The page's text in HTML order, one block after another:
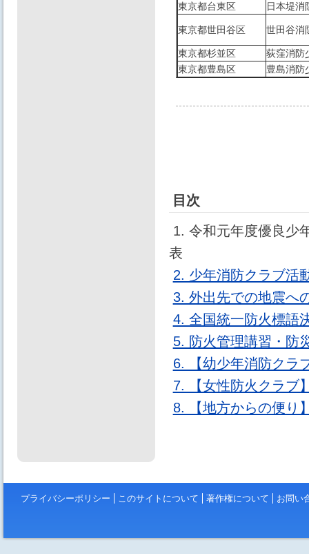
東京都台東区
日本堤消
東京都世田谷区 世田谷消
東京都杉並区
荻窪消防
東京都豊島区
豊島消防
目次
1. 令和元年度優良少
表
2. 少年消防クラブ活
3. 外出先での地震へ
4. 全国統一防火標
5. 防火管理講習・防
6. 【幼少年消防クラ
7. 【女性防火クラブ
8. 【地方からの便り
プライバシーポリシー このサイトについて 著作権について お問い